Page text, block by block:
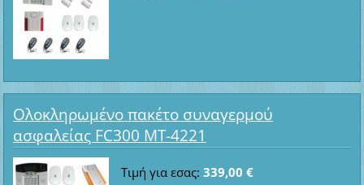
Ολοκληρωμένο πακέτο συναγερμού
ασφαλείας FC300 MT-4221
Τιμή για εσας: 339,00 €